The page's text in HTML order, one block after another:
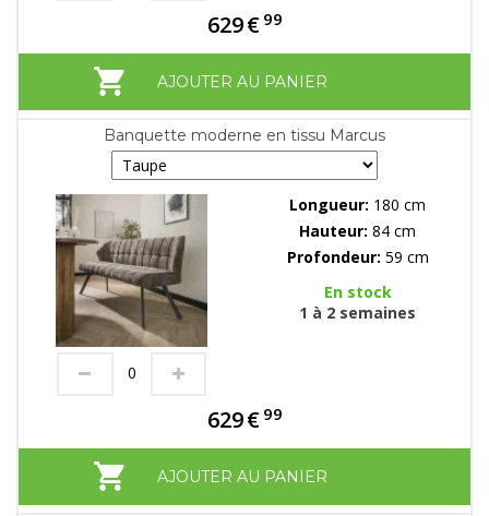
629€ 99
AJOUTER AU PANIER
Banquette moderne en tissu Marcus
Longueur: 180 cm
Hauteur: 84 cm
Profondeur: 59 cm
En stock
1 à 2 semaines
629€ 99
AJOUTER AU PANIER